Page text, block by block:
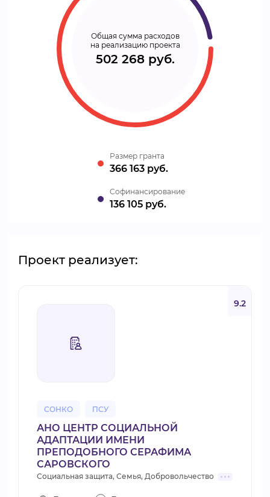
Общая сумма расходов
на реализацию проекта
502 268 руб.
Размер гранта
366 163 руб.
Cофинансирование
136 105 руб.
Проект реализует:
СОНКО ПСУ
9.2
АНО ЦЕНТР СОЦИАЛЬНОЙ
АДАПТАЦИИ ИМЕНИ
ПРЕПОДОБНОГО СЕРАФИМА
САРОВСКОГО
Социальная защита, Семья, Добровольчество